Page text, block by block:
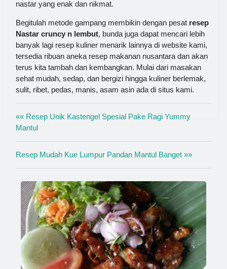
nastar yang enak dan nikmat.
Begitulah metode gampang membikin dengan pesat resep
Nastar cruncy n lembut, bunda juga dapat mencari lebih
banyak lagi resep kuliner menarik lainnya di website kami,
tersedia ribuan aneka resep makanan nusantara dan akan
terus kita tambah dan kembangkan. Mulai dari masakan
sehat mudah, sedap, dan bergizi hingga kuliner berlemak,
sulit, ribet, pedas, manis, asam asin ada di situs kami.
«« Resep Unik Kastengel Spesial Pake Ragi Yummy
Mantul
Resep Mudah Kue Lumpur Pandan Mantul Banget »»